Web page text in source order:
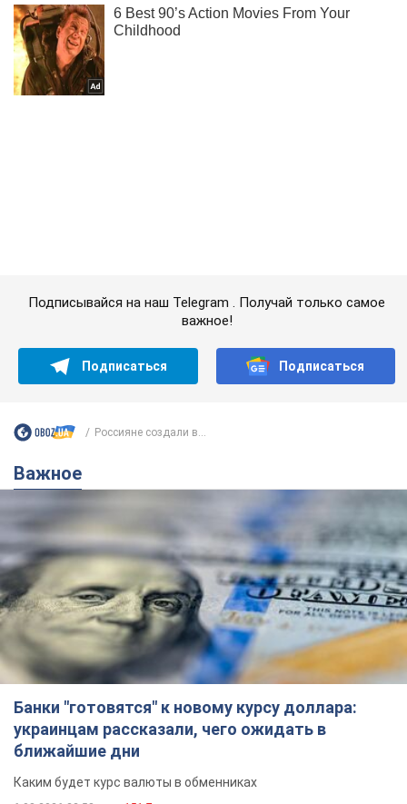
Важное
Банки "готовятся" к новому курсу доллара:
украинцам рассказали, чего ожидать в
ближайшие дни
Каким будет курс валюты в обменниках
6.08.2026 22:58 151,7 т.
Украинцам обещают по 850 грн от
мобильных операторов: что не так с
этими сообщениями
Как не попасть в ловушку мошенников
6.08.2026 21:02 16,4 т.